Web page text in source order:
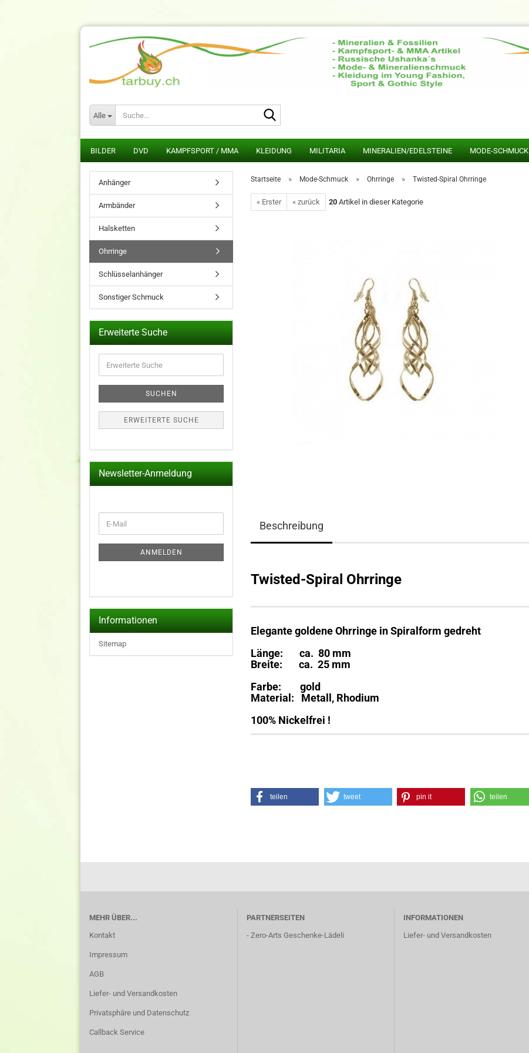
Alle
BILDER DVD KAMPFSPORT / MMA KLEIDUNG MILITARIA MINERALIEN/EDELSTEINE MODE-SCHMUCK
Startseite » Mode-Schmuck » Ohrringe » Twisted-Spiral Ohrringe
« Erster « zurück 20 Artikel in dieser Kategorie
Beschreibung
Twisted-Spiral Ohrringe
Elegante goldene Ohrringe in Spiralform gedreht
Länge: ca. 80 mm
Breite: ca. 25 mm
Farbe: gold
Material: Metall, Rhodium
100% Nickelfrei !
teilen tweet pin it teilen
Anhänger
Armbänder
Halsketten
Ohrringe
Schlüsselanhänger
Sonstiger Schmuck
Erweiterte Suche
Suche
SUCHEN
ERWEITERTE SUCHE
Newsletter-Anmeldung
ZUR
ANMELDUNG
E-
Mail
ANMELDEN
Informationen
Sitemap
MEHR ÜBER...
Kontakt
Impressum
AGB
Liefer- und Versandkosten
Privatsphäre und Datenschutz
Callback Service
PARTNERSEITEN
- Zero-Arts Geschenke-Lädeli
INFORMATIONEN
Liefer- und Versandkosten